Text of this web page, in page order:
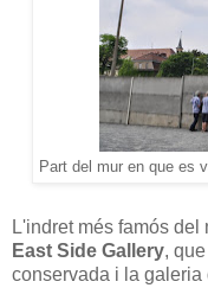
Part del mur en que es
L'indret més famós
East Side Gallery,
conservada i la galeria